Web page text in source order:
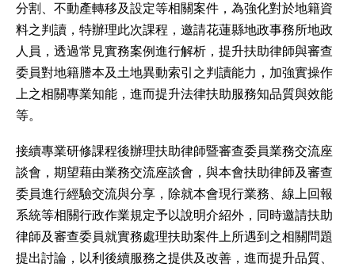
分割、不動產轉移及設定等相關案件，為強化對於地籍資
料之判讀，特辦理此次課程，邀請花蓮縣地政事務所地政
人員，透過常見實務案例進行解析，提升扶助律師與審查
委員對地籍謄本及土地異動索引之判讀能力，加強實操作
上之相關專業知能，進而提升法律扶助服務知品質與效能
等。
接續專業研修課程後辦理扶助律師暨審查委員業務交流座
談會，期望藉由業務交流座談會，與本會扶助律師及審查
委員進行經驗交流與分享，除就本會現行業務、線上回報
系統等相關行政作業規定予以說明介紹外，同時邀請扶助
律師及審查委員就實務處理扶助案件上所遇到之相關問題
提出討論，以利後續服務之提供及改善，進而提升品質、